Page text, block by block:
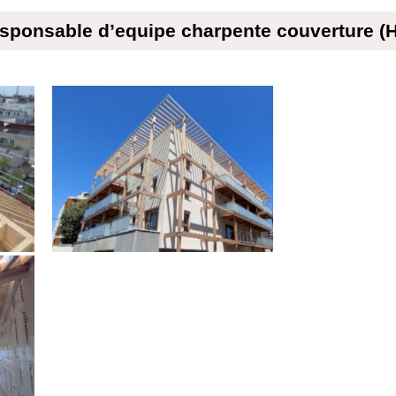
d’equipe charpente couverture